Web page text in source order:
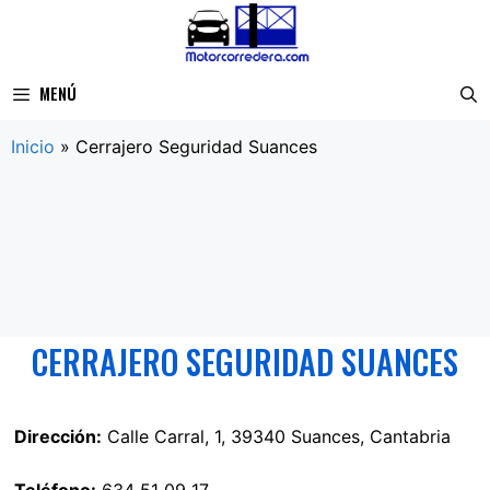
MENÚ
Inicio » Cerrajero Seguridad Suances
CERRAJERO SEGURIDAD SUANCES
Dirección: Calle Carral, 1, 39340 Suances, Cantabria